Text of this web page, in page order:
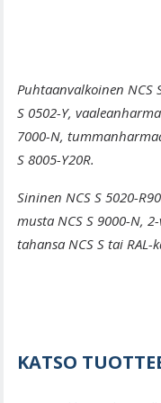
Puhtaanvalkoinen NCS
S 0502-Y,
7000-N,
S 8005-Y20R.
Sininen NCS S 5020-
musta NCS S 9000-N,
tahansa NCS S tai RAL-
KATSO